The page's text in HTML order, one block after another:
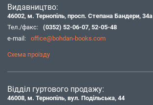
Видавництво:
46002, м. Тернопіль, просп. Степана Бандери, 34а
Тел./факс:
(0352) 52-06-07, 52-05-48
e-mail:
office@bohdan-books.com
Схема проїзду
Відділ гуртового продажу:
46008, м. Тернопіль, вул. Подільська, 44